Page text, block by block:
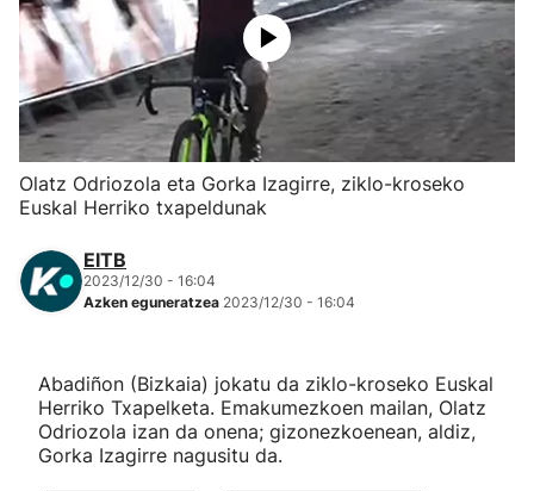
Herri-kirolak
Eskubaloia
Kirolak 360
Mendi-lasterketak
"Helmuga"
Olatz Odriozola eta Gorka Izagirre, ziklo-kroseko
Euskal Herriko txapeldunak
EITB
2023/12/30 - 16:04
Azken eguneratzea 2023/12/30 - 16:04
Abadiñon (Bizkaia) jokatu da ziklo-kroseko Euskal
Herriko Txapelketa. Emakumezkoen mailan, Olatz
Odriozola izan da onena; gizonezkoenean, aldiz,
Gorka Izagirre nagusitu da.